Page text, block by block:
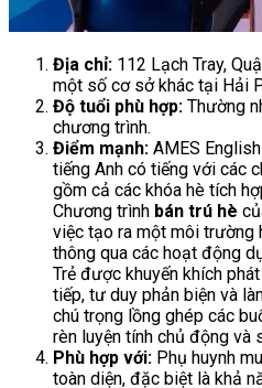
Địa chỉ: 112 Lạch Tray,
một số cơ sở khác tại Hải
Độ tuổi phù hợp: Thường
chương trình.
Điểm mạnh: AMES
tiếng Anh có tiếng với các
gồm cả các khóa hè tích
Chương trình bán trú hè
việc tạo ra một môi trường
thông qua các hoạt động
Trẻ được khuyến khích
tiếp, tư duy phản biện và
chú trọng lồng ghép các
rèn luyện tính chủ động và
Phù hợp với: Phụ huynh
toàn diện, đặc biệt là khả